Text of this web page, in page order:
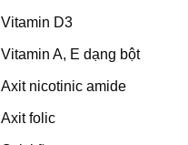
Vitamin D3
Vitamin A, E dạng bột
Axit nicotinic amide
Axit folic